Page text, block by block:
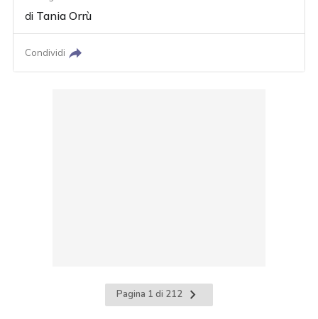
di Tania Orrù
Condividi
Pagina 1 di 212
Pagina
successiva